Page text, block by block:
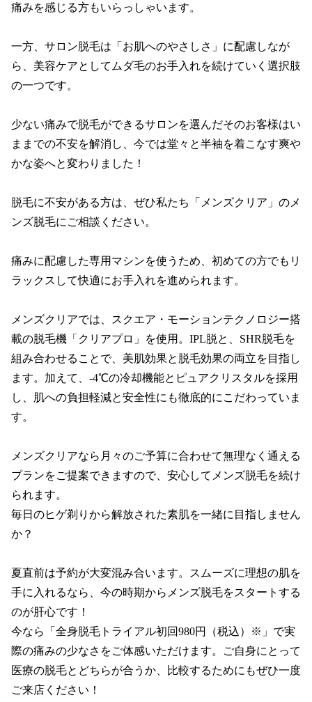
痛みを感じる方もいらっしゃいます。
一方、サロン脱毛は「お肌へのやさしさ」に配慮しなが
ら、美容ケアとしてムダ毛のお手入れを続けていく選択肢
の一つです。
少ない痛みで脱毛ができるサロンを選んだそのお客様はい
ままでの不安を解消し、今では堂々と半袖を着こなす爽や
かな姿へと変わりました！
脱毛に不安がある方は、ぜひ私たち「メンズクリア」のメ
ンズ脱毛にご相談ください。
痛みに配慮した専用マシンを使うため、初めての方でもリ
ラックスして快適にお手入れを進められます。
メンズクリアでは、スクエア・モーションテクノロジー搭
載の脱毛機「クリアプロ」を使用。IPL脱と、SHR脱毛を
組み合わせることで、美肌効果と脱毛効果の両立を目指し
ます。加えて、‐4℃の冷却機能とピュアクリスタルを採用
し、肌への負担軽減と安全性にも徹底的にこだわっていま
す。
メンズクリアなら月々のご予算に合わせて無理なく通える
プランをご提案できますので、安心してメンズ脱毛を続け
られます。
毎日のヒゲ剃りから解放された素肌を一緒に目指しません
か？
夏直前は予約が大変混み合います。スムーズに理想の肌を
手に入れるなら、今の時期からメンズ脱毛をスタートする
のが肝心です！
今なら「全身脱毛トライアル初回980円（税込）※」で実
際の痛みの少なさをご体感いただけます。ご自身にとって
医療の脱毛とどちらが合うか、比較するためにもぜひ一度
ご来店ください！